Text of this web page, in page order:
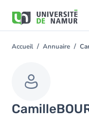
contenu
You
Accueil Annuaire
Camille